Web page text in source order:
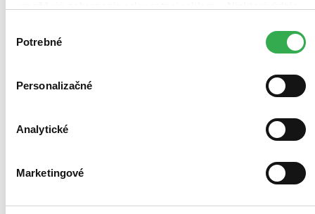
keby sme mohli používať všetky tieto cookies. Ďakujeme!
súhlasu
Potrebné
Personalizačné
Analytické
Marketingové
Perfekt (1 titul)
pevná väzba (1 titul)
Zoradiť
Bestsellery